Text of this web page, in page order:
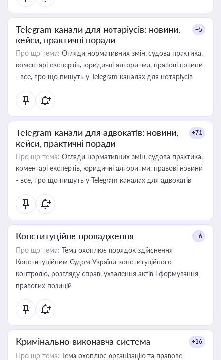
Telegram канали для нотаріусів: новини,
кейси, практичні поради
+5
Про що тема: Огляди нормативних змін, судова практика,
коментарі експертів, юридичні алгоритми, правові новини
- все, про що пишуть у Telegram каналах для нотаріусів
Telegram канали для адвокатів: новини,
кейси, практичні поради
+71
Про що тема: Огляди нормативних змін, судова практика,
коментарі експертів, юридичні алгоритми, правові новини
- все, про що пишуть у Telegram каналах для адвокатів
Конституційне провадження +6
Про що тема: Тема охоплює порядок здійснення
Конституційним Судом України конституційного
контролю, розгляду справ, ухвалення актів і формування
правових позицій
Кримінально-виконавча система +16
Про що тема: Тема охоплює організацію та правове